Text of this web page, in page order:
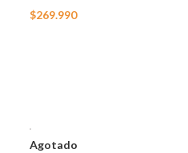
$269.990
Agotado